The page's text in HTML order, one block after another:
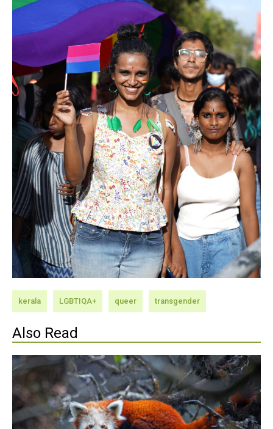
kerala LGBTIQA+ queer transgender
Also Read